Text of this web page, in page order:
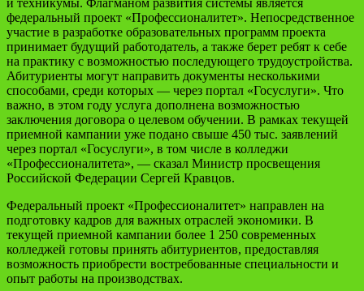
федеральный проект «Профессионалитет». Непосредственное
участие в разработке образовательных программ проекта
принимает будущий работодатель, а также берет ребят к себе
на практику с возможностью последующего трудоустройства.
Абитуриенты могут направить документы несколькими
способами, среди которых — через портал «Госуслуги». Что
важно, в этом году услуга дополнена возможностью
заключения договора о целевом обучении. В рамках текущей
приемной кампании уже подано свыше 450 тыс. заявлений
через портал «Госуслуги», в том числе в колледжи
«Профессионалитета», — сказал Министр просвещения
Российской Федерации Сергей Кравцов.
Федеральный проект «Профессионалитет» направлен на
подготовку кадров для важных отраслей экономики. В
текущей приемной кампании более 1 250 современных
колледжей готовы принять абитуриентов, предоставляя
возможность приобрести востребованные специальности и
опыт работы на производствах.